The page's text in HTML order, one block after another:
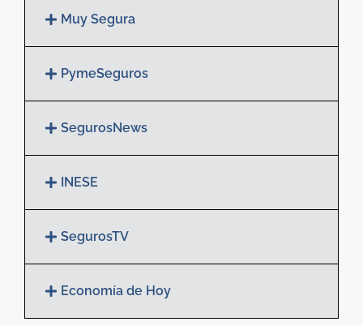
Muy Segura
PymeSeguros
SegurosNews
INESE
SegurosTV
Economía de Hoy